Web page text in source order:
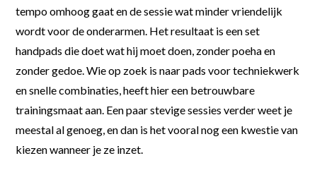
tempo omhoog gaat en de sessie wat minder vriendelijk
wordt voor de onderarmen. Het resultaat is een set
handpads die doet wat hij moet doen, zonder poeha en
zonder gedoe. Wie op zoek is naar pads voor techniekwerk
en snelle combinaties, heeft hier een betrouwbare
trainingsmaat aan. Een paar stevige sessies verder weet je
meestal al genoeg, en dan is het vooral nog een kwestie van
kiezen wanneer je ze inzet.